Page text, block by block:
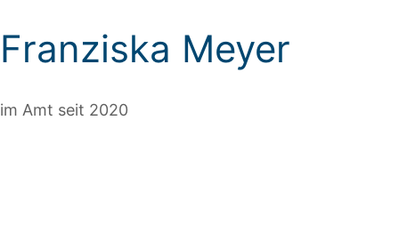
Franziska Meyer
im Amt seit 2020